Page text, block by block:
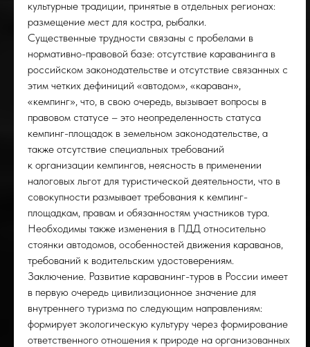
культурные традиции, принятые в отдельных регионах:
размещение мест для костра, рыбалки.
Существенные трудности связаны с пробелами в
нормативно-правовой базе: отсутствие караванинга в
российском законодательстве и отсутствие связанных с
этим четких дефиниций «автодом», «караван»,
«кемпинг», что, в свою очередь, вызывает вопросы в
правовом статусе – это неопределенность статуса
кемпинг-площадок в земельном законодательстве, а
также отсутствие специальных требований
к организации кемпингов, неясность в применении
налоговых льгот для туристической деятельности, что в
совокупности размывает требования к кемпинг-
площадкам, правам и обязанностям участников тура.
Необходимы также изменения в ПДД относительно
стоянки автодомов, особенностей движения караванов,
требований к водительским удостоверениям.
Заключение. Развитие караванинг-туров в России имеет
в первую очередь цивилизационное значение для
внутреннего туризма по следующим направлениям:
формирует экологическую культуру через формирование
ответственного отношения к природе на организованных